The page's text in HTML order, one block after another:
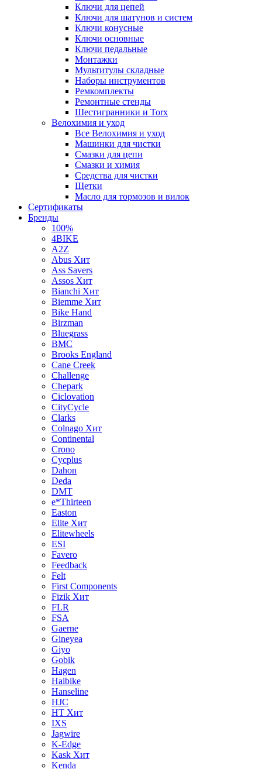
Ключи для цепей
Ключи для шатунов и систем
Ключи конусные
Ключи основные
Ключи педальные
Монтажки
Мультитулы складные
Наборы инструментов
Ремкомплекты
Ремонтные стенды
Шестигранники и Torx
Велохимия и уход
Все Велохимия и уход
Машинки для чистки
Смазки для цепи
Смазки и химия
Средства для чистки
Щетки
Масло для тормозов и вилок
Сертификаты
Бренды
100%
4BIKE
A2Z
Abus Хит
Ass Savers
Assos Хит
Bianchi Хит
Biemme Хит
Bike Hand
Birzman
Bluegrass
BMC
Brooks England
Cane Creek
Challenge
Chepark
Ciclovation
CityCycle
Clarks
Colnago Хит
Continental
Crono
Cycplus
Dahon
Deda
DMT
e*Thirteen
Easton
Elite Хит
Elitewheels
ESI
Favero
Feedback
Felt
First Components
Fizik Хит
FLR
FSA
Gaerne
Gineyea
Giyo
Gobik
Hagen
Haibike
Hanseline
HJC
HT Хит
IXS
Jagwire
K-Edge
Kask Хит
Kenda